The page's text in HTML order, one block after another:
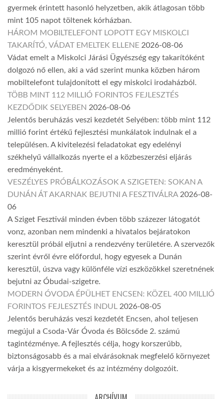
gyermek érintett hasonló helyzetben, akik átlagosan több
mint 105 napot töltenek kórházban.
HÁROM MOBILTELEFONT LOPOTT EGY MISKOLCI
TAKARÍTÓ, VÁDAT EMELTEK ELLENE 2026-08-06
Vádat emelt a Miskolci Járási Ügyészség egy takarítóként
dolgozó nő ellen, aki a vád szerint munka közben három
mobiltelefont tulajdonított el egy miskolci irodaházból.
TÖBB MINT 112 MILLIÓ FORINTOS FEJLESZTÉS
KEZDŐDIK SELYEBEN 2026-08-06
Jelentős beruházás veszi kezdetét Selyében: több mint 112
millió forint értékű fejlesztési munkálatok indulnak el a
településen. A kivitelezési feladatokat egy edelényi
székhelyű vállalkozás nyerte el a közbeszerzési eljárás
eredményeként.
VESZÉLYES PRÓBÁLKOZÁSOK A SZIGETEN: SOKAN A
DUNÁN ÁT AKARNAK BEJUTNI A FESZTIVÁLRA 2026-08-
06
A Sziget Fesztivál minden évben több százezer látogatót
vonz, azonban nem mindenki a hivatalos bejáratokon
keresztül próbál eljutni a rendezvény területére. A szervezők
szerint évről évre előfordul, hogy egyesek a Dunán
keresztül, úszva vagy különféle vízi eszközökkel szeretnének
bejutni az Óbudai-szigetre.
MODERN ÓVODA ÉPÜLHET ENCSEN: KÖZEL 400 MILLIÓ
FORINTOS FEJLESZTÉS INDUL 2026-08-05
Jelentős beruházás veszi kezdetét Encsen, ahol teljesen
megújul a Csoda-Vár Óvoda és Bölcsőde 2. számú
tagintézménye. A fejlesztés célja, hogy korszerűbb,
biztonságosabb és a mai elvárásoknak megfelelő környezet
várja a kisgyermekeket és az intézmény dolgozóit.